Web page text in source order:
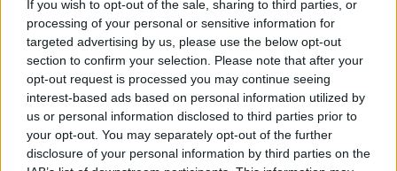
If you wish to opt-out of the sale, sharing to third parties, or
processing of your personal or sensitive information for
targeted advertising by us, please use the below opt-out
section to confirm your selection. Please note that after your
opt-out request is processed you may continue seeing
interest-based ads based on personal information utilized by
us or personal information disclosed to third parties prior to
your opt-out. You may separately opt-out of the further
disclosure of your personal information by third parties on the
στα χαρτιά, η εμπιστοσύνη θα αποκατασταθεί», είχε
πει σχετικά η πρόεδρος της ΕΞΑΑΑ.
TAGS:
#Τουρισμός#ξενοδοχεία #Αθήνα #Τιμές #Άφιξη#Λητώ